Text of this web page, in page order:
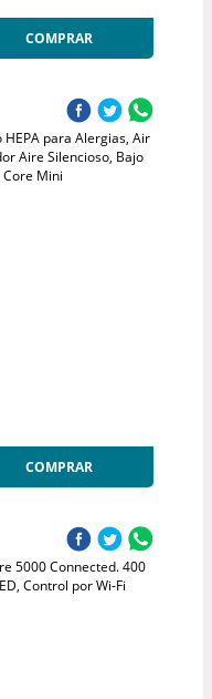
COMPRAR
HEPA para Alergias, Air
Aire Silencioso, Bajo
Mini
COMPRAR
5000 Connected. 400
Control por Wi-Fi